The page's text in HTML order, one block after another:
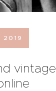
2019
vintage